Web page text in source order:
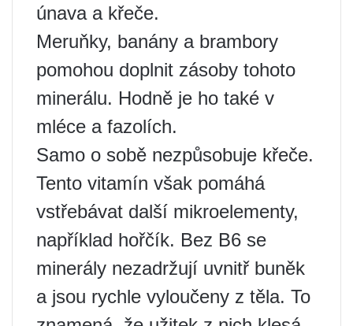
únava a křeče.
Meruňky, banány a brambory
pomohou doplnit zásoby tohoto
minerálu. Hodně je ho také v
mléce a fazolích.
Samo o sobě nezpůsobuje křeče.
Tento vitamín však pomáhá
vstřebávat další mikroelementy,
například hořčík. Bez B6 se
minerály nezadržují uvnitř buněk
a jsou rychle vyloučeny z těla. To